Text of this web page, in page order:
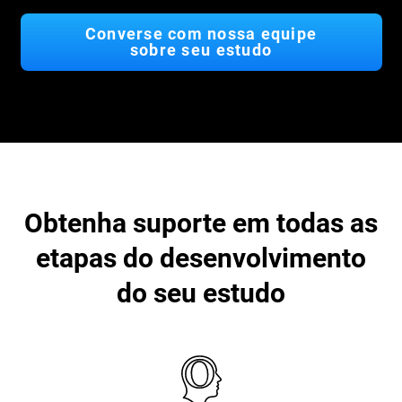
Converse com nossa equipe
sobre seu estudo
Obtenha suporte em todas as
etapas do desenvolvimento
do seu estudo